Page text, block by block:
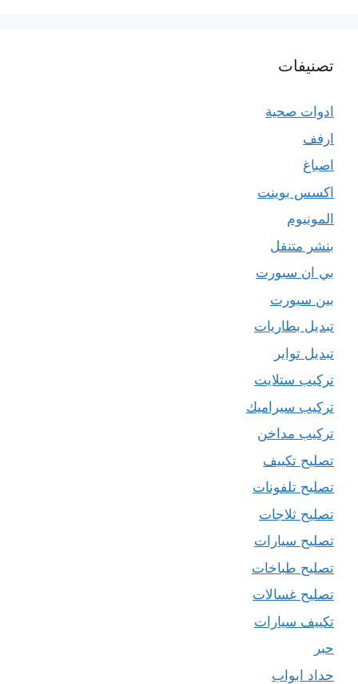
تصنيفات
ادوات صحية
ارفف
اصباغ
اكسس بوينت
المونيوم
بنشر متنقل
بي ان سبورت
بين سبورت
تبديل بطاريات
تبديل تواير
تركيب ستلايت
تركيب سيراميك
تركيب مداخن
تصليح تكييف
تصليح تلفونات
تصليح ثلاجات
تصليح سيارات
تصليح طباخات
تصليح غسالات
تكييف سيارات
حبر
حداد ابواب